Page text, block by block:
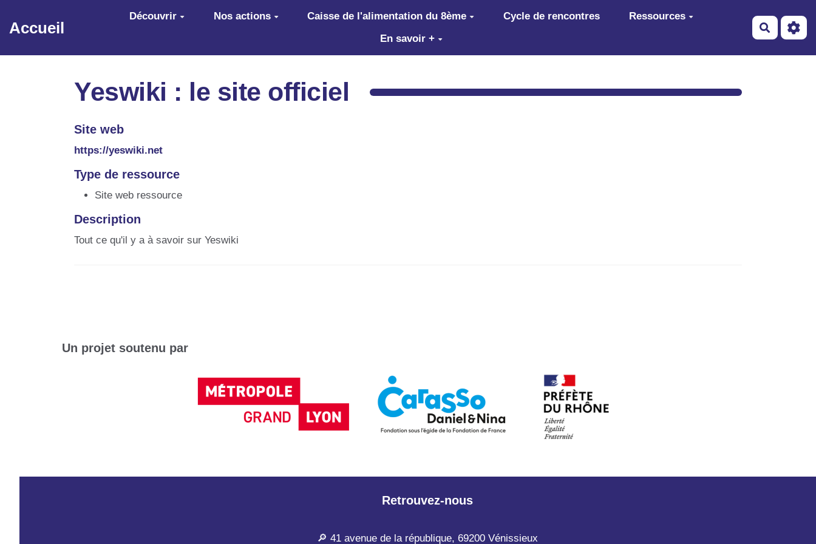
Aller au contenu principal
Accueil
Découvrir Nos actions Caisse de l'alimentation du 8ème Cycle de rencontres
Ressources
En savoir +
Yeswiki : le site officiel
Site web
https://yeswiki.net
Type de ressource
Site web ressource
Description
Tout ce qu'il y a à savoir sur Yeswiki
Un projet soutenu par
Retrouvez-nous
🔎 41 avenue de la république, 69200 Vénissieux